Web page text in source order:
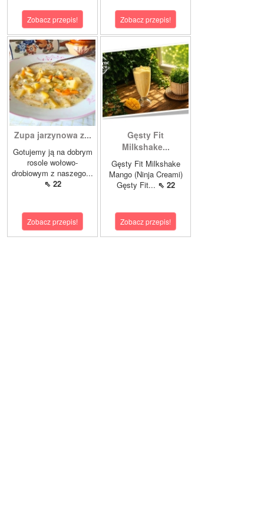
Zobacz przepis! Zobacz przepis!
Zupa jarzynowa z...
Gotujemy ją na dobrym
rosole wołowo-
drobiowym z naszego...
⇖ 22
Zobacz przepis!
Gęsty Fit
Milkshake...
Gęsty Fit Milkshake
Mango (Ninja Creami)
Gęsty Fit... ⇖ 22
Zobacz przepis!